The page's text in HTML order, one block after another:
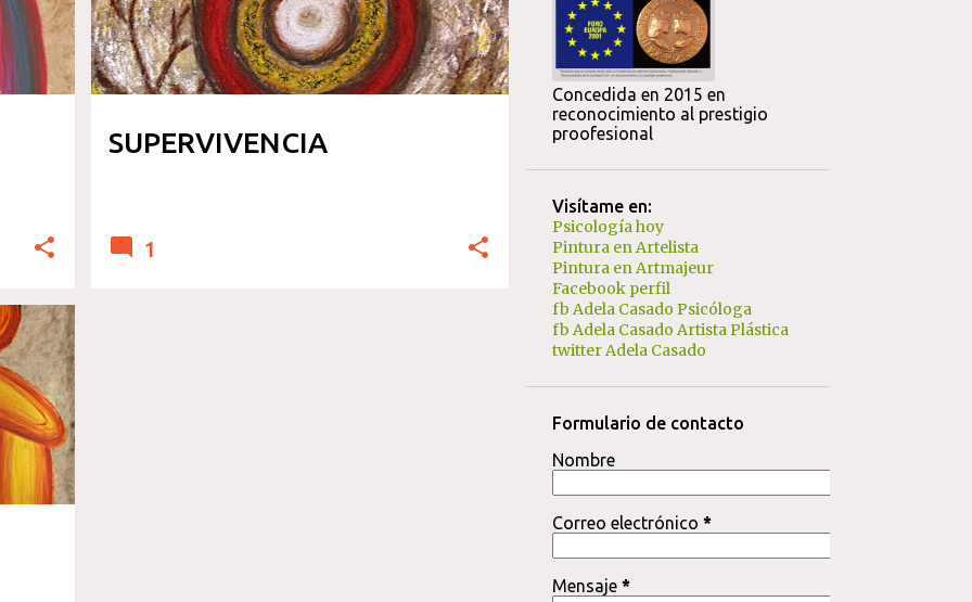
SUPERVIVENCIA
1
Concedida en 2015 en
reconocimiento al prestigio
proofesional
Visítame en:
Psicología hoy
Pintura en Artelista
Pintura en Artmajeur
Facebook perfil
fb Adela Casado Psicóloga
fb Adela Casado Artista Plástica
twitter Adela Casado
Formulario de contacto
Nombre
Correo electrónico *
Mensaje *